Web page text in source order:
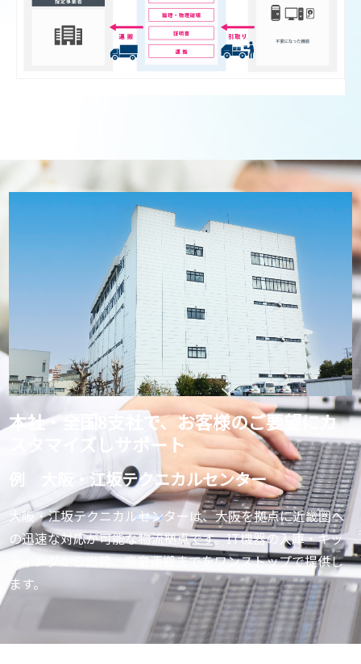
本社・全国8支社で、お客様のご要望にカ
スタマイズしサポート
例 大阪・江坂テクニカルセンター
大阪・江坂テクニカルセンターは、大阪を拠点に近畿圏へ
の迅速な対応が可能な物流拠点です。IT機器の入庫・キッ
ティングから出荷、廃棄運搬までをワンストップで提供し
ます。